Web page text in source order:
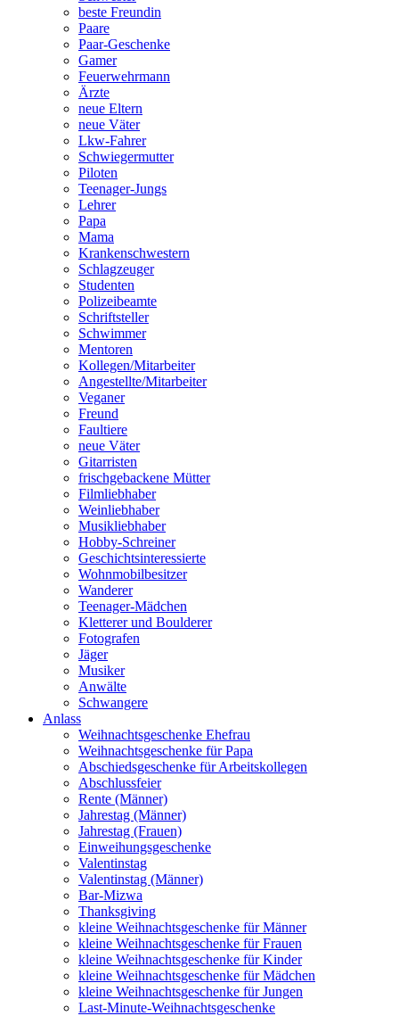
beste Freundin
Paare
Paar-Geschenke
Gamer
Feuerwehrmann
Ärzte
neue Eltern
neue Väter
Lkw-Fahrer
Schwiegermutter
Piloten
Teenager-Jungs
Lehrer
Papa
Mama
Krankenschwestern
Schlagzeuger
Studenten
Polizeibeamte
Schriftsteller
Schwimmer
Mentoren
Kollegen/Mitarbeiter
Angestellte/Mitarbeiter
Veganer
Freund
Faultiere
neue Väter
Gitarristen
frischgebackene Mütter
Filmliebhaber
Weinliebhaber
Musikliebhaber
Hobby-Schreiner
Geschichtsinteressierte
Wohnmobilbesitzer
Wanderer
Teenager-Mädchen
Kletterer und Boulderer
Fotografen
Jäger
Musiker
Anwälte
Schwangere
Anlass
Weihnachtsgeschenke Ehefrau
Weihnachtsgeschenke für Papa
Abschiedsgeschenke für Arbeitskollegen
Abschlussfeier
Rente (Männer)
Jahrestag (Männer)
Jahrestag (Frauen)
Einweihungsgeschenke
Valentinstag
Valentinstag (Männer)
Bar-Mizwa
Thanksgiving
kleine Weihnachtsgeschenke für Männer
kleine Weihnachtsgeschenke für Frauen
kleine Weihnachtsgeschenke für Kinder
kleine Weihnachtsgeschenke für Mädchen
kleine Weihnachtsgeschenke für Jungen
Last-Minute-Weihnachtsgeschenke